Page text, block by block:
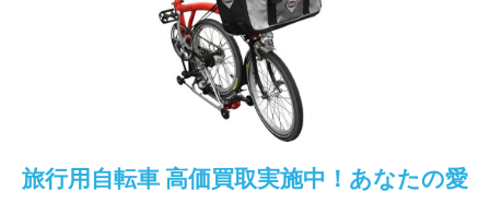
旅行用自転車 高価買取実施中！あなたの愛